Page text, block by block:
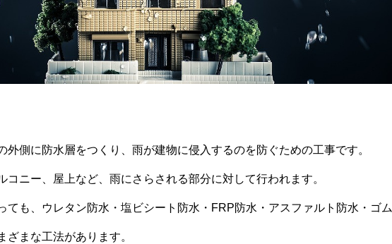
外側に防水層をつくり、雨が建物に侵入するのを防ぐための工事です。
コニー、屋上など、雨にさらされる部分に対して行われます。
ても、ウレタン防水・塩ビシート防水・FRP防水・アスファルト防水・ゴム
ざまな工法があります。